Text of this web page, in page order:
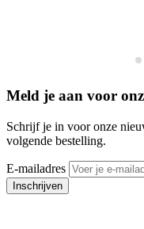
Meld je aan voor
Schrijf je in voor onze
volgende bestelling.
E-mailadres
Inschrijven